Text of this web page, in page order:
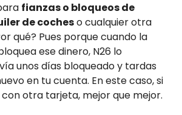
fianzas o bloqueos de
de cocheso cualquier otra
qué? Pues porque cuando la
ese dinero, N26 lo
unos días bloqueado y tardas
en tu cuenta. En este caso, si
otra tarjeta, mejor que mejor.